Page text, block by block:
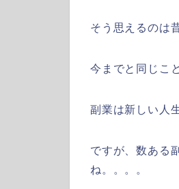
そう思えるのは
今までと同じこ
副業は新しい人
ですが、数ある
ね。。。。